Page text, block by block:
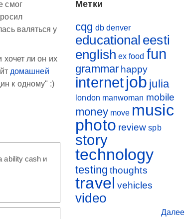
смог
валяться у
хочет ли он их
домашней
к одному" :)
ability cash и
Метки
cqg db denver
educational eesti
english ex food fun
grammar happy
internetjob julia
london manwoman mobile
money move music
photo review spb
story
technology
testing thoughts
travel vehicles
video
Далее